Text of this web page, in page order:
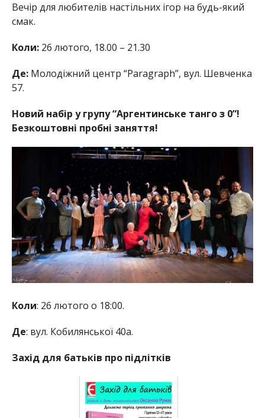
Вечір для любителів настільних ігор на будь-який
смак.
Коли:26 лютого, 18.00 – 21.30
Де:Молодіжний центр “Paragraph”, вул. Шевченка
57.
Новий набір у групу “Аргентинське танго з 0”!
Безкоштовні пробні заняття!
Коли: 26 лютого о 18:00.
Де: вул. Кобилянської 40а.
Захід для батьків про підлітків